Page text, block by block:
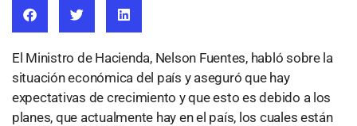
El Ministro de Hacienda, Nelson Fuentes, habló sobre la
situación económica del país y aseguró que hay
expectativas de crecimiento y que esto es debido a los
planes, que actualmente hay en el país, los cuales están